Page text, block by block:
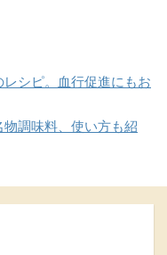
シピ。血行促進にもお
調味料、使い方も紹